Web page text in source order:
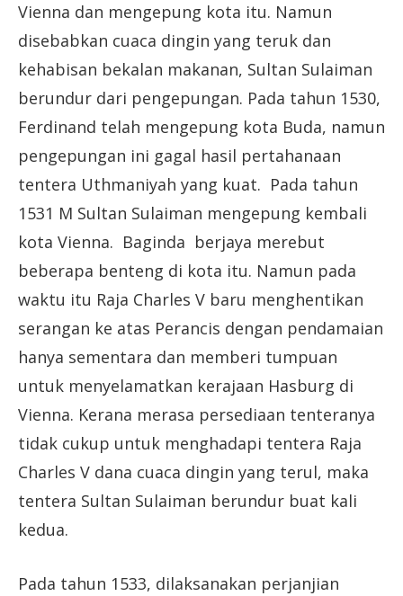
Vienna dan mengepung kota itu. Namun
disebabkan cuaca dingin yang teruk dan
kehabisan bekalan makanan, Sultan Sulaiman
berundur dari pengepungan. Pada tahun 1530,
Ferdinand telah mengepung kota Buda, namun
pengepungan ini gagal hasil pertahanaan
tentera Uthmaniyah yang kuat. Pada tahun
1531 M Sultan Sulaiman mengepung kembali
kota Vienna. Baginda berjaya merebut
beberapa benteng di kota itu. Namun pada
waktu itu Raja Charles V baru menghentikan
serangan ke atas Perancis dengan pendamaian
hanya sementara dan memberi tumpuan
untuk menyelamatkan kerajaan Hasburg di
Vienna. Kerana merasa persediaan tenteranya
tidak cukup untuk menghadapi tentera Raja
Charles V dana cuaca dingin yang terul, maka
tentera Sultan Sulaiman berundur buat kali
kedua.
Pada tahun 1533, dilaksanakan perjanjian